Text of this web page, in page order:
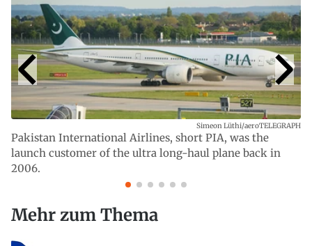
Pakistan International Airlines, short PIA, was the
launch customer of the ultra long-haul plane back in
2006.
Simeon Lüthi/aeroTELEGRAPH
Mehr zum Thema